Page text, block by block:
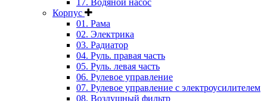
17. Водяной насос
Корпус
01. Рама
02. Электрика
03. Радиатор
04. Руль. правая часть
05. Руль. левая часть
06. Рулевое управление
07. Рулевое управление с электроусилителем
08. Воздушный фильтр